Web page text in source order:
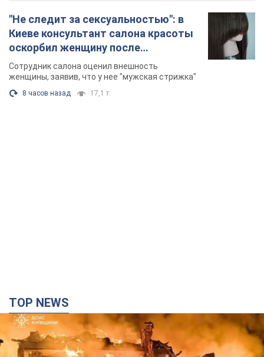
"Не следит за сексуальностью": в
Киеве консультант салона красоты
оскорбил женщину после
химиотерапии, разгорелся скандал.
Фото
Сотрудник салона оценил внешность
женщины, заявив, что у нее "мужская стрижка"
8 часов назад 17,1 т.
TOP NEWS